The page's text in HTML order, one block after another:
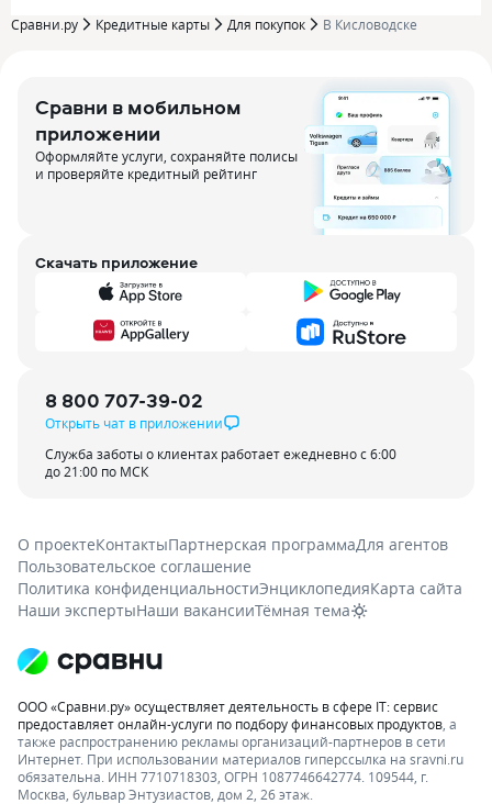
Сравни.ру Кредитные карты Для покупок В Кисловодске
Сравни в мобильном
приложении
Оформляйте услуги, сохраняйте полисы
и проверяйте кредитный рейтинг
Скачать приложение
8 800 707-39-02
Открыть чат в приложении
Служба заботы о клиентах работает ежедневно с 6:00
до 21:00 по МСК
О проектеКонтактыПартнерская программаДля агентов
Пользовательское соглашение
Политика конфиденциальностиЭнциклопедияКарта сайта
Наши экспертыНаши вакансииТёмная тема
ООО «Сравни.ру» осуществляет деятельность в сфере IT: сервис
предоставляет онлайн-услуги по подбору финансовых продуктов , а
также распространению рекламы организаций-партнеров в сети
Интернет. При использовании материалов гиперссылка на sravni.ru
обязательна. ИНН 7710718303, ОГРН 1087746642774. 109544, г.
Москва, бульвар Энтузиастов, дом 2, 26 этаж.